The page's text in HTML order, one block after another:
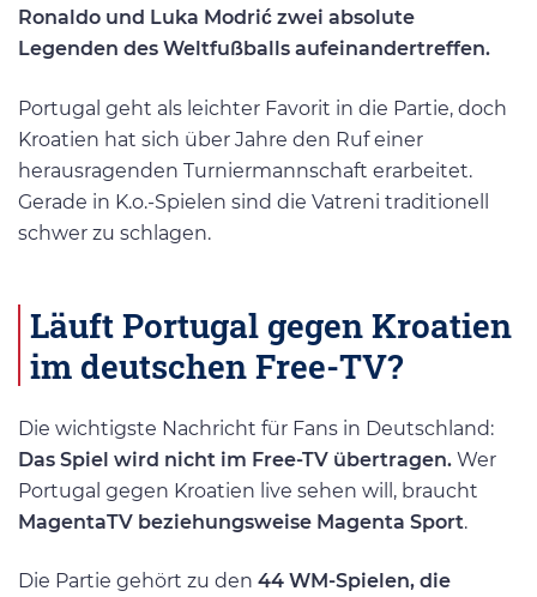
Ronaldo und Luka Modrić zwei absolute
Legenden des Weltfußballs aufeinandertreffen.
Portugal geht als leichter Favorit in die Partie, doch
Kroatien hat sich über Jahre den Ruf einer
herausragenden Turniermannschaft erarbeitet.
Gerade in K.o.-Spielen sind die Vatreni traditionell
schwer zu schlagen.
Läuft Portugal gegen Kroatien
im deutschen Free-TV?
Die wichtigste Nachricht für Fans in Deutschland:
Das Spiel wird nicht im Free-TV übertragen. Wer
Portugal gegen Kroatien live sehen will, braucht
MagentaTV beziehungsweise Magenta Sport.
Die Partie gehört zu den 44 WM-Spielen, die